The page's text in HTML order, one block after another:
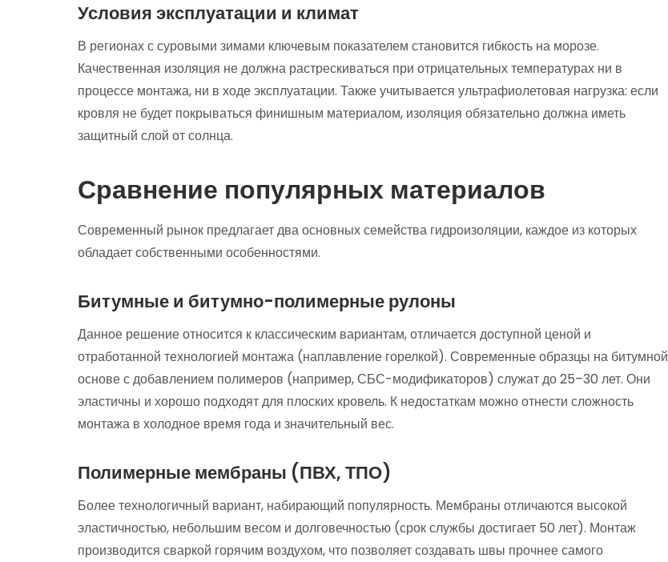
Условия эксплуатации и климат
В регионах с суровыми зимами ключевым показателем становится гибкость на морозе.
Качественная изоляция не должна растрескиваться при отрицательных температурах ни в
процессе монтажа, ни в ходе эксплуатации. Также учитывается ультрафиолетовая нагрузка: если
кровля не будет покрываться финишным материалом, изоляция обязательно должна иметь
защитный слой от солнца.
Сравнение популярных материалов
Современный рынок предлагает два основных семейства гидроизоляции, каждое из которых
обладает собственными особенностями.
Битумные и битумно-полимерные рулоны
Данное решение относится к классическим вариантам, отличается доступной ценой и
отработанной технологией монтажа (наплавление горелкой). Современные образцы на битумной
основе с добавлением полимеров (например, СБС-модификаторов) служат до 25–30 лет. Они
эластичны и хорошо подходят для плоских кровель. К недостаткам можно отнести сложность
монтажа в холодное время года и значительный вес.
Полимерные мембраны (ПВХ, ТПО)
Более технологичный вариант, набирающий популярность. Мембраны отличаются высокой
эластичностью, небольшим весом и долговечностью (срок службы достигает 50 лет). Монтаж
производится сваркой горячим воздухом, что позволяет создавать швы прочнее самого